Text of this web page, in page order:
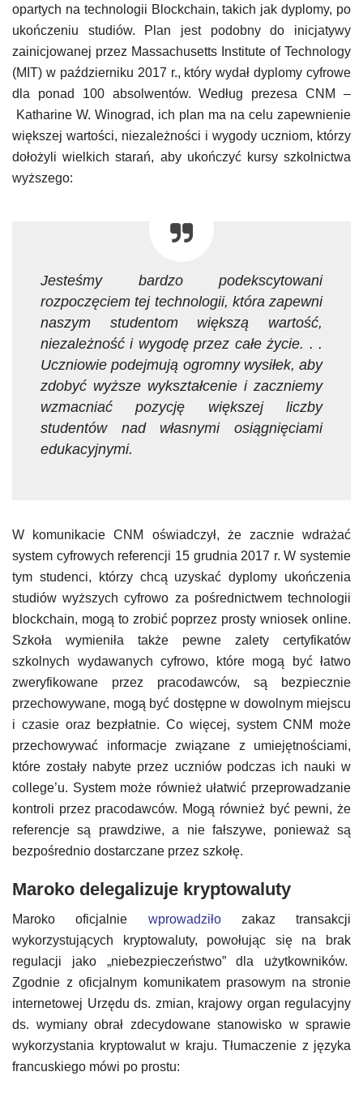
opartych na technologii Blockchain, takich jak dyplomy, po
ukończeniu studiów. Plan jest podobny do inicjatywy
zainicjowanej przez Massachusetts Institute of Technology
(MIT) w październiku 2017 r., który wydał dyplomy cyfrowe
dla ponad 100 absolwentów. Według prezesa CNM –
Katharine W. Winograd, ich plan ma na celu zapewnienie
większej wartości, niezależności i wygody uczniom, którzy
dołożyli wielkich starań, aby ukończyć kursy szkolnictwa
wyższego:
Jesteśmy bardzo podekscytowani
rozpoczęciem tej technologii, która zapewni
naszym studentom większą wartość,
niezależność i wygodę przez całe życie. . .
Uczniowie podejmują ogromny wysiłek, aby
zdobyć wyższe wykształcenie i zaczniemy
wzmacniać pozycję większej liczby
studentów nad własnymi osiągnięciami
edukacyjnymi.
W komunikacie CNM oświadczył, że zacznie wdrażać
system cyfrowych referencji 15 grudnia 2017 r. W systemie
tym studenci, którzy chcą uzyskać dyplomy ukończenia
studiów wyższych cyfrowo za pośrednictwem technologii
blockchain, mogą to zrobić poprzez prosty wniosek online.
Szkoła wymieniła także pewne zalety certyfikatów
szkolnych wydawanych cyfrowo, które mogą być łatwo
zweryfikowane przez pracodawców, są bezpiecznie
przechowywane, mogą być dostępne w dowolnym miejscu
i czasie oraz bezpłatnie. Co więcej, system CNM może
przechowywać informacje związane z umiejętnościami,
które zostały nabyte przez uczniów podczas ich nauki w
college’u. System może również ułatwić przeprowadzanie
kontroli przez pracodawców. Mogą również być pewni, że
referencje są prawdziwe, a nie fałszywe, ponieważ są
bezpośrednio dostarczane przez szkołę.
Maroko delegalizuje kryptowaluty
Maroko oficjalnie wprowadziłozakaz transakcji
wykorzystujących kryptowaluty, powołując się na brak
regulacji jako „niebezpieczeństwo” dla użytkowników.
Zgodnie z oficjalnym komunikatem prasowym na stronie
internetowej Urzędu ds. zmian, krajowy organ regulacyjny
ds. wymiany obrał zdecydowane stanowisko w sprawie
wykorzystania kryptowalut w kraju. Tłumaczenie z języka
francuskiego mówi po prostu: